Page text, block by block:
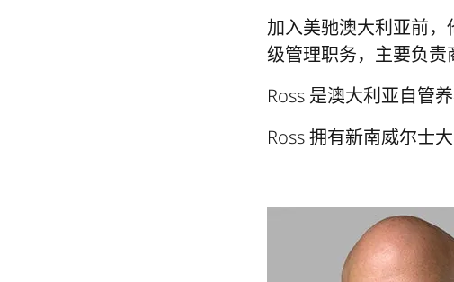
加入美驰澳大利亚前
级管理职务，主要负
Ross 是澳大利亚自管
Ross 拥有新南威尔士